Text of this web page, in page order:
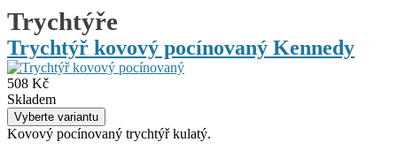
Trychtýře
Trychtýř kovový pocínovaný Kennedy
508 Kč
Skladem
Kovový pocínovaný trychtýř kulatý.